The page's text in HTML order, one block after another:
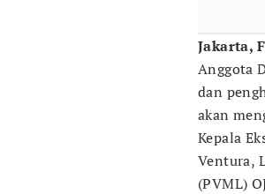
Jakarta,
Anggota
dan
akan
Kepala
Ventura,
(PVML)